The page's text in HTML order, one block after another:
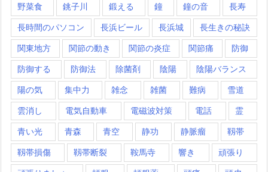
野菜食 銚子川 鍛える 鐘 鐘の音 長寿
長時間のパソコン 長浜ビール 長浜城 長生きの秘訣
関東地方 関節の動き 関節の炎症 関節痛 防御
防御する 防御法 除菌剤 陰陽 陰陽バランス
陽の気 集中力 雑念 雑菌 難病 雪道
雲消し 電気自動車 電磁波対策 電話 霊
青い光 青森 青空 静功 静脈瘤 靱帯
靱帯損傷 靱帯断裂 鞍馬寺 響き 頑張り